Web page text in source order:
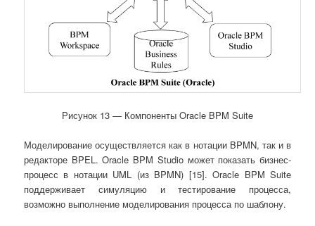
Рисунок 13 ― Компоненты Oracle BPM Suite
Моделирование осуществляется как в нотации BPMN, так и в
редакторе BPEL. Oracle BPM Studio может показать бизнес-
процесс в нотации UML (из BPMN) [15]. Oracle BPM Suite
поддерживает симуляцию и тестирование процесса,
возможно выполнение моделирования процесса по шаблону.